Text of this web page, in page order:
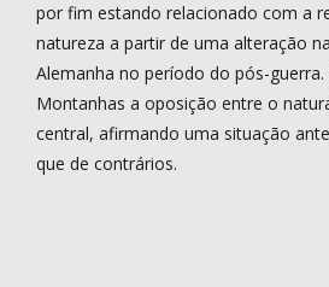
por fim estando relacionado com a
natureza a partir de uma alteração
Alemanha no período do pós-guerra.
Montanhas a oposição entre o
central, afirmando uma situação
que de contrários.